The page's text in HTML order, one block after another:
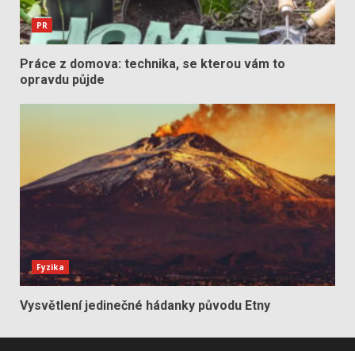
PR
Práce z domova: technika, se kterou vám to
opravdu půjde
Fyzika
Vysvětlení jedinečné hádanky původu Etny